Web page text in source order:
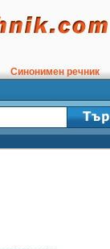
Синонимен речник